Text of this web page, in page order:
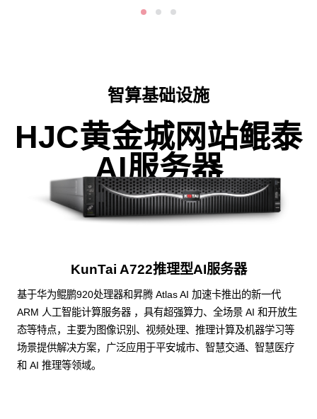
智算基础设施
HJC黄金城网站鲲泰
AI服务器
KunTai A722推理型AI服务器
基于华为鲲鹏920处理器和昇腾 Atlas AI 加速卡推出的新一代
ARM 人工智能计算服务器 ，具有超强算力、全场景 AI 和开放生
态等特点，主要为图像识别、视频处理、推理计算及机器学习等
场景提供解决方案，广泛应用于平安城市、智慧交通、智慧医疗
和 AI 推理等领域。